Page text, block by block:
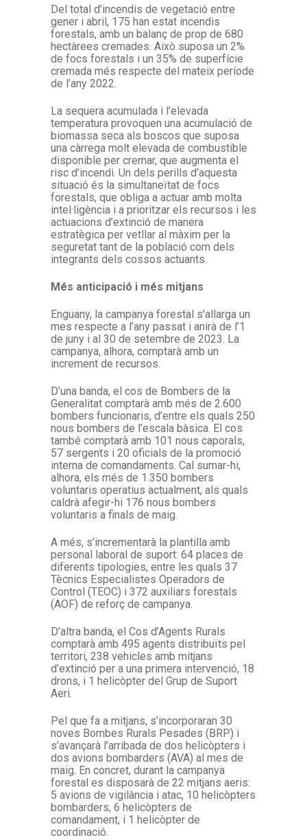
Del total d’incendis de vegetació entre
gener i abril, 175 han estat incendis
forestals, amb un balanç de prop de 680
hectàrees cremades. Això suposa un 2%
de focs forestals i un 35% de superfície
cremada més respecte del mateix període
de l’any 2022.
La sequera acumulada i l’elevada
temperatura provoquen una acumulació de
biomassa seca als boscos que suposa
una càrrega molt elevada de combustible
disponible per cremar, que augmenta el
risc d’incendi. Un dels perills d’aquesta
situació és la simultaneïtat de focs
forestals, que obliga a actuar amb molta
intel·ligència i a prioritzar els recursos i les
actuacions d’extinció de manera
estratègica per vetllar al màxim per la
seguretat tant de la població com dels
integrants dels cossos actuants.
Més anticipació i més mitjans
Enguany, la campanya forestal s’allarga un
mes respecte a l’any passat i anirà de l’1
de juny i al 30 de setembre de 2023. La
campanya, alhora, comptarà amb un
increment de recursos.
D’una banda, el cos de Bombers de la
Generalitat comptarà amb més de 2.600
bombers funcionaris, d’entre els quals 250
nous bombers de l’escala bàsica. El cos
també comptarà amb 101 nous caporals,
57 sergents i 20 oficials de la promoció
interna de comandaments. Cal sumar-hi,
alhora, els més de 1.350 bombers
voluntaris operatius actualment, als quals
caldrà afegir-hi 176 nous bombers
voluntaris a finals de maig.
A més, s’incrementarà la plantilla amb
personal laboral de suport: 64 places de
diferents tipologies, entre les quals 37
Tècnics Especialistes Operadors de
Control (TEOC) i 372 auxiliars forestals
(AOF) de reforç de campanya.
D’altra banda, el Cos d’Agents Rurals
comptarà amb 495 agents distribuïts pel
territori, 238 vehicles amb mitjans
d’extinció per a una primera intervenció, 18
drons, i 1 helicòpter del Grup de Suport
Aeri.
Pel que fa a mitjans, s’incorporaran 30
noves Bombes Rurals Pesades (BRP) i
s’avançarà l’arribada de dos helicòpters i
dos avions bombarders (AVA) al mes de
maig. En concret, durant la campanya
forestal es disposarà de 22 mitjans aeris:
5 avions de vigilància i atac, 10 helicòpters
bombarders, 6 helicòpters de
comandament, i 1 helicòpter de
coordinació.